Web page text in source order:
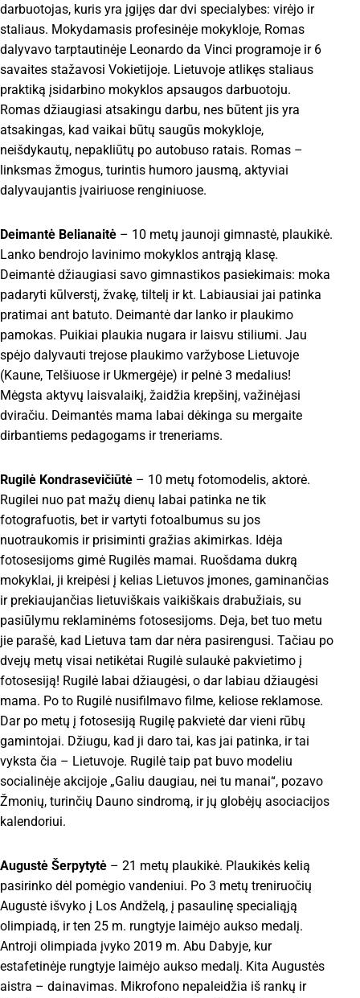
darbuotojas, kuris yra įgijęs dar dvi specialybes: virėjo ir
staliaus. Mokydamasis profesinėje mokykloje, Romas
dalyvavo tarptautinėje Leonardo da Vinci programoje ir 6
savaites stažavosi Vokietijoje. Lietuvoje atlikęs staliaus
praktiką įsidarbino mokyklos apsaugos darbuotoju.
Romas džiaugiasi atsakingu darbu, nes būtent jis yra
atsakingas, kad vaikai būtų saugūs mokykloje,
neišdykautų, nepakliūtų po autobuso ratais. Romas –
linksmas žmogus, turintis humoro jausmą, aktyviai
dalyvaujantis įvairiuose renginiuose.
Deimantė Belianaitė – 10 metų jaunoji gimnastė, plaukikė.
Lanko bendrojo lavinimo mokyklos antrąją klasę.
Deimantė džiaugiasi savo gimnastikos pasiekimais: moka
padaryti kūlverstį, žvakę, tiltelį ir kt. Labiausiai jai patinka
pratimai ant batuto. Deimantė dar lanko ir plaukimo
pamokas. Puikiai plaukia nugara ir laisvu stiliumi. Jau
spėjo dalyvauti trejose plaukimo varžybose Lietuvoje
(Kaune, Telšiuose ir Ukmergėje) ir pelnė 3 medalius!
Mėgsta aktyvų laisvalaikį, žaidžia krepšinį, važinėjasi
dviračiu. Deimantės mama labai dėkinga su mergaite
dirbantiems pedagogams ir treneriams.
Rugilė Kondrasevičiūtė – 10 metų fotomodelis, aktorė.
Rugilei nuo pat mažų dienų labai patinka ne tik
fotografuotis, bet ir vartyti fotoalbumus su jos
nuotraukomis ir prisiminti gražias akimirkas. Idėja
fotosesijoms gimė Rugilės mamai. Ruošdama dukrą
mokyklai, ji kreipėsi į kelias Lietuvos įmones, gaminančias
ir prekiaujančias lietuviškais vaikiškais drabužiais, su
pasiūlymu reklaminėms fotosesijoms. Deja, bet tuo metu
jie parašė, kad Lietuva tam dar nėra pasirengusi. Tačiau po
dvejų metų visai netikėtai Rugilė sulaukė pakvietimo į
fotosesiją! Rugilė labai džiaugėsi, o dar labiau džiaugėsi
mama. Po to Rugilė nusifilmavo filme, keliose reklamose.
Dar po metų į fotosesiją Rugilę pakvietė dar vieni rūbų
gamintojai. Džiugu, kad ji daro tai, kas jai patinka, ir tai
vyksta čia – Lietuvoje. Rugilė taip pat buvo modeliu
socialinėje akcijoje „Galiu daugiau, nei tu manai“, pozavo
Žmonių, turinčių Dauno sindromą, ir jų globėjų asociacijos
kalendoriui.
Augustė Šerpytytė – 21 metų plaukikė. Plaukikės kelią
pasirinko dėl pomėgio vandeniui. Po 3 metų treniruočių
Augustė išvyko į Los Andželą, į pasaulinę specialiąją
olimpiadą, ir ten 25 m. rungtyje laimėjo aukso medalį.
Antroji olimpiada įvyko 2019 m. Abu Dabyje, kur
estafetinėje rungtyje laimėjo aukso medalį. Kita Augustės
aistra – dainavimas. Mikrofono nepaleidžia iš rankų ir